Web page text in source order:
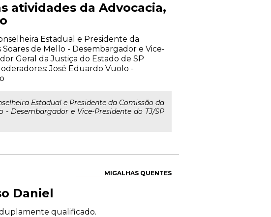
atividades da Advocacia,
Estadual e Presidente da
de Mello - Desembargador e Vice-
Geral da Justiça do Estado de SP
José Eduardo Vuolo -
Estadual e Presidente da Comissão da
- Desembargador e Vice-Presidente do TJ/SP
MIGALHAS QUENTES
Daniel
qualificado.